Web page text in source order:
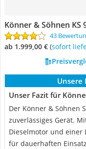
Könner & Söhnen KS
43
ab 1.999,00 € ( Sofort
Unsere
Unser Fazit für
Der Könner & Söhnen
zuverlässiges Gerät.
Dieselmotor und einer
für dauerhaften